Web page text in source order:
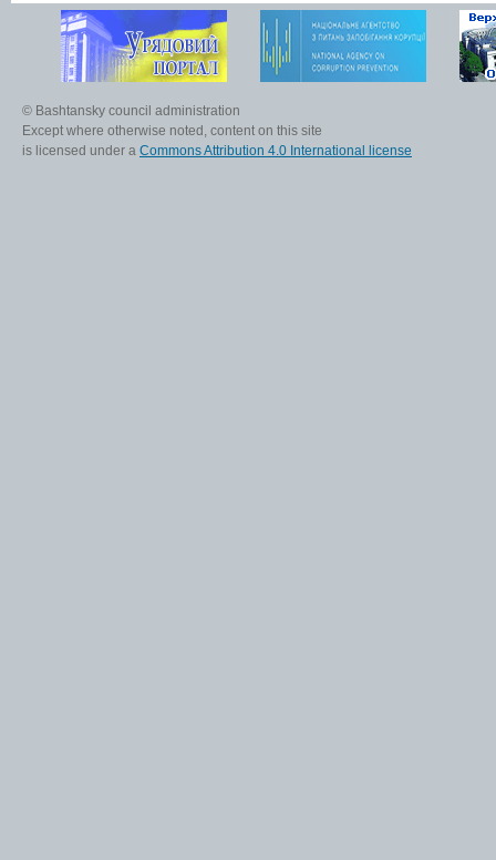
© Bashtansky council administration
Except where otherwise noted, content on this site
is licensed under a Commons Attribution 4.0 International license